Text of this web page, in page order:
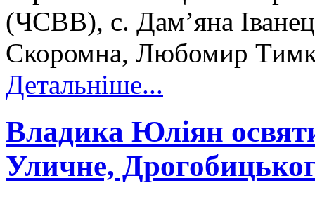
(ЧСВВ), с. Дам’яна
Скоромна, Любомир
Детальніше...
Владика Юліян
Уличне,